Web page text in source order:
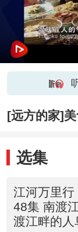
[远方的家]
选集
江河万里行
48集 南渡
渡江畔的人